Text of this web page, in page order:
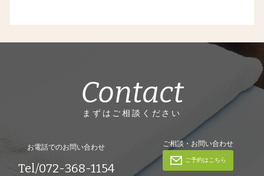
Contact
まずはご相談ください
お電話でのお問い合わせ
Tel/072-368-1154
ご相談・お問い合わせ
ご予約はこちら